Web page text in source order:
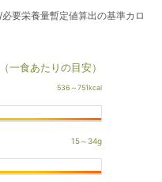
要栄養量暫定値算出の基準カロ
（一食あたりの目安）